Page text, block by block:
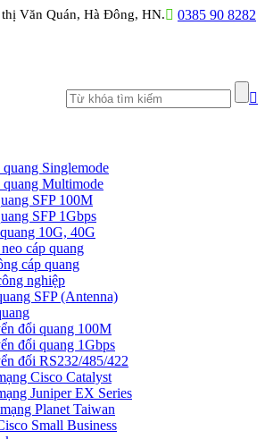
Văn Quán, Hà Đông, HN. 0385 90 8282
Singlemode
quang Multimode
SFP 100M
SFP 1Gbps
10G, 40G
cáp quang
cáp quang
nghiệp
SFP (Antenna)
đổi quang 100M
đổi quang 1Gbps
đối RS232/485/422
Cisco Catalyst
Juniper EX Series
Planet Taiwan
Small Business